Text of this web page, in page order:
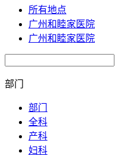
所有地点
广州和睦家医院
广州和睦家医院
部门
部门
全科
产科
妇科